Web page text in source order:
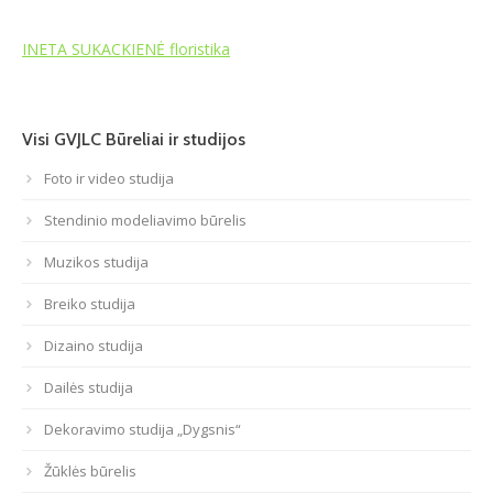
Atviri duomenys
Galerija
INETA SUKACKIENĖ floristika
Visi GVJLC Būreliai ir studijos
Foto ir video studija
Stendinio modeliavimo būrelis
Muzikos studija
Breiko studija
Dizaino studija
Dailės studija
Dekoravimo studija „Dygsnis“
Žūklės būrelis